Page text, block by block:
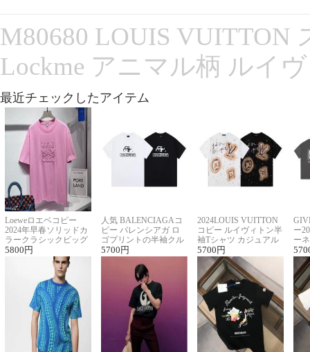
M80680 LOUIS VUITTON
Lockme アニマル柄 ルイ
最近チェックしたアイテム
Loeweロエベコピー
2024年早春ソリッドカ
ラークラシックビッグ
ロゴ刺繍Tシャツ
5800 円
人気 BALENCIAGAコ
ピー バレンシアガ ロ
ゴプリントの半袖クル
ーネックTシャツ
5700 円
2024LOUIS VUITTON
コピー ルイヴィトン半
袖Tシャツ カジュアル
に馴染む 2色展開
5700 円
ー
ー
ー